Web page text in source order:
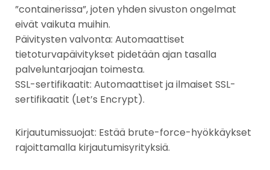
”containerissa”, joten yhden sivuston ongelmat
eivät vaikuta muihin.
Päivitysten valvonta: Automaattiset
tietoturvapäivitykset pidetään ajan tasalla
palveluntarjoajan toimesta.
SSL-sertifikaatit: Automaattiset ja ilmaiset SSL-
sertifikaatit (Let’s Encrypt).
Kirjautumissuojat: Estää brute-force-hyökkäykset
rajoittamalla kirjautumisyrityksiä.